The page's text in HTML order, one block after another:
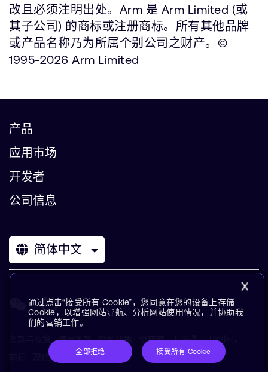
改且必须注明出处。Arm 是 Arm Limited (或
其子公司) 的商标或注册商标。所有其他品牌
或产品名称乃为所属个别公司之财产。©
1995-2026 Arm Limited
产品
应用市场
开发者
公司信息
简体中文
条款与政策 使用条款 隐私政策 供应商 无障碍
订阅中心
现代奴役声明 术语表
通过点击“接受所有 Cookie”，您同意在您的设备上存储
Cookie，以增强网站导航、分析网站使用情况，并协助我
们的营销工作。
全部拒绝 接受所有 Cookie